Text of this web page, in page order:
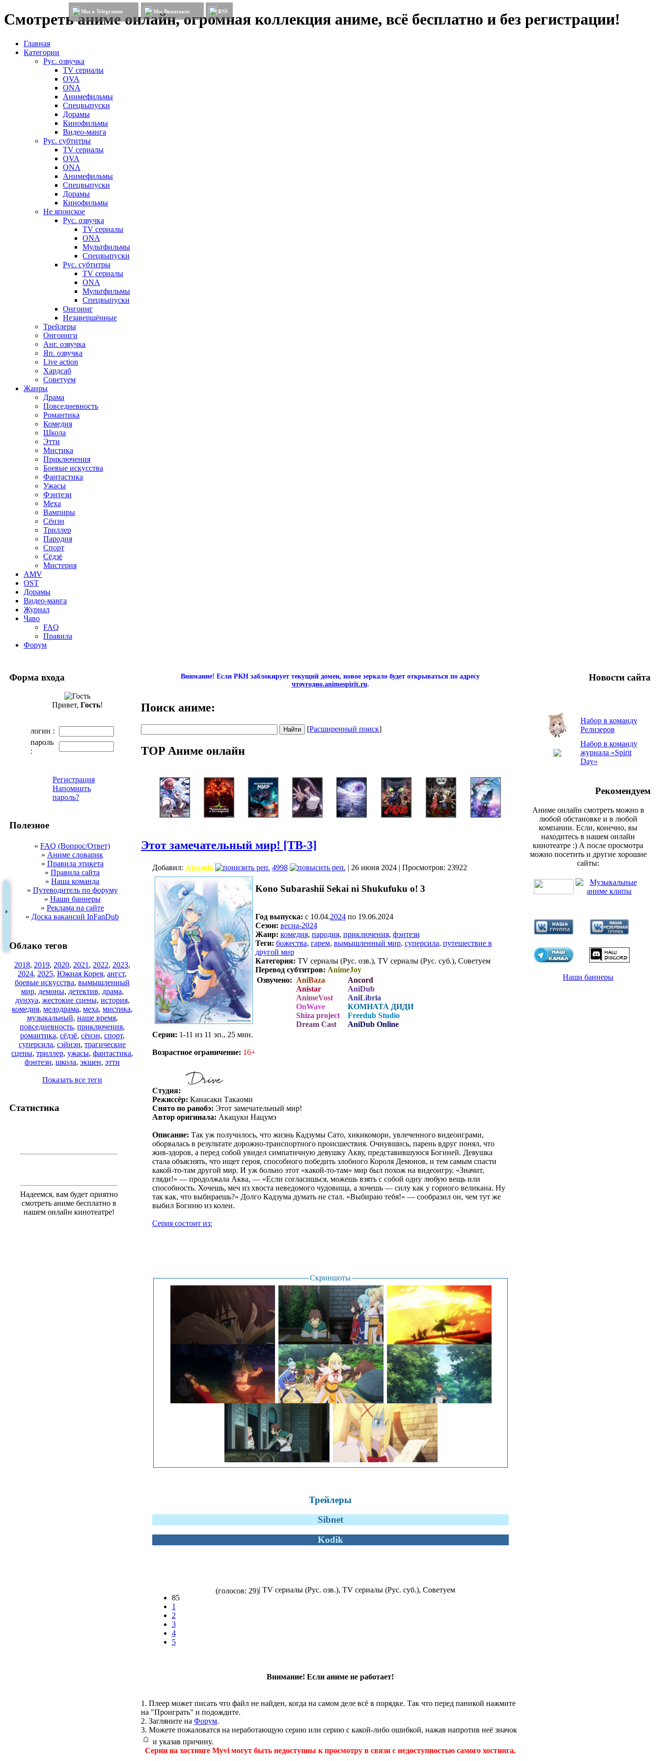
Смотреть аниме онлайн, огромная коллекция аниме, всё бесплатно и без регистрации!
Мы в Telegramm Мы Вконтакте RSS
Главная
Категории
Рус. озвучка
TV сериалы
OVA
ONA
Анимефильмы
Спецвыпуски
Дорамы
Кинофильмы
Видео-манга
Рус. субтитры
TV сериалы
OVA
ONA
Анимефильмы
Спецвыпуски
Дорамы
Кинофильмы
Не японское
Рус. озвучка
TV сериалы
ONA
Мультфильмы
Спецвыпуски
Рус. субтитры
TV сериалы
ONA
Мультфильмы
Спецвыпуски
Онгоинг
Незавершённые
Трейлеры
Онгоинги
Анг. озвучка
Яп. озвучка
Live action
Хардсаб
Советуем
Жанры
Драма
Повседневность
Романтика
Комедия
Школа
Этти
Мистика
Приключения
Боевые искусства
Фантастика
Ужасы
Фэнтези
Меха
Вампиры
Сёнэн
Триллер
Пародия
Спорт
Сёдзё
Мистерия
AMV
OST
Дорамы
Видео-манга
Журнал
Чаво
FAQ
Правила
Форум
Форма входа
Привет, Гость!
логин :
пароль
:
Регистрация
Напомнить
пароль?
Полезное
» FAQ (Вопрос/Ответ)
» Аниме словарик
» Правила этикета
» Правила сайта
» Наша команда
» Путеводитель по форуму
» Наши баннеры
» Реклама на сайте
» Доска вакансий InFanDub
Облако тегов
2018, 2019, 2020, 2021 , 2022, 2023,
2024, 2025, Южная Корея, ангст,
боевые искусства, вымышленный
мир, демоны, детектив, драма,
дунхуа, жестокие сцены, история,
комедия, мелодрама, меха, мистика,
музыкальный, наше время,
повседневность, приключения,
романтика, сёдзё, сёнэн, спорт,
суперсила, сэйнэн, трагические
сцены, триллер, ужасы, фантастика,
фэнтези, школа, экшен, этти
Показать все теги
Статистика
Надеемся, вам будет приятно
смотреть аниме бесплатно в
нашем онлайн кинотеатре!
Внимание! Если РКН заблокирует текущий домен, новое зеркало будет открываться по адресу
чтоугодно.animespirit.ru.
Поиск аниме:
[Расширенный поиск]
TOP Аниме онлайн
Этот замечательный мир! [ТВ-3]
Добавил: Alexsolo 4998 | 26 июня 2024 | Просмотров: 23922
Kono Subarashii Sekai ni Shukufuku o! 3
Год выпуска: c 10.04.2024по 19.06.2024
Сезон: весна-2024
Жанр: комедия, пародия, приключения, фэнтези
Теги: божества, гарем, вымышленный мир, суперсила, путешествие в
другой мир
Категория: TV сериалы (Рус. озв.), TV сериалы (Рус. суб.), Советуем
Перевод субтитров: AnimeJoy
Озвучено: AniBaza
Anistar
AnimeVost
OnWave
Shiza project
Dream Cast
Ancord
AniDub
AniLibria
КОМНАТА ДИДИ
Freedub Studio
AniDub Online
Серии: 1-11 из 11 эп., 25 мин.
Возрастное ограничение: 16+
Студия:
Режиссёр: Канасаки Такаоми
Снято по ранобэ: Этот замечательный мир!
Автор оригинала: Акацуки Нацумэ
Описание: Так уж получилось, что жизнь Кадзумы Сато, хикикомори, увлеченного видеоиграми,
оборвалась в результате дорожно-транспортного происшествия. Очнувшись, парень вдруг понял, что
жив-здоров, а перед собой увидел симпатичную девушку Акву, представившуюся Богиней. Девушка
стала объяснять, что ищет героя, способного победить злобного Короля Демонов, и тем самым спасти
какой-то-там другой мир. И уж больно этот «какой-то-там» мир был похож на видеоигру. «Значит,
гляди!» — продолжала Аква, — «Если согласишься, можешь взять с собой одну любую вещь или
способность. Хочешь, меч из хвоста неведомого чудовища, а хочешь — силу как у горного великана. Ну
так как, что выбираешь?» Долго Кадзума думать не стал. «Выбираю тебя!» — сообразил он, чем тут же
выбил Богиню из колеи.
Серия состоит из:
Скриншоты
Трейлеры
Sibnet
Kodik
85
1
2
3
4
5
(голосов: 29)| TV сериалы (Рус. озв.), TV сериалы (Рус. суб.), Советуем
Внимание! Если аниме не работает!
1. Плеер может писать что файл не найден, когда на самом деле всё в порядке. Так что перед паникой нажмите
на "Проиграть" и подождите.
2. Загляните на Форум.
3. Можете пожаловатся на неработающую серию или серию с какой-либо ошибкой, нажав напротив неё значок
и указав причину.
Серии на хостинге Myvi могут быть недоступны к просмотру в связи с недоступностью самого хостинга.
Новости сайта
Набор в команду
Релизеров
Набор в команду
журнала «Spirit
Day»
Рекомендуем
Аниме онлайн смотреть можно в
любой обстановке и в любой
компании. Если, конечно, вы
находитесь в нашем онлайн
кинотеатре :) А после просмотра
можно посетить и другие хорошие
сайты:
Наши баннеры